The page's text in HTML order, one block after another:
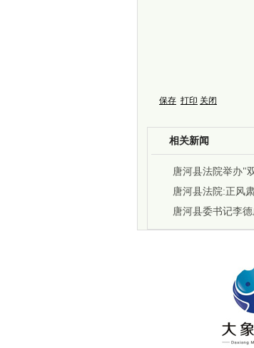
保存 打印 关闭
相关新闻
唐河县法院举办"
唐河县法院:正风
唐河县委书记李